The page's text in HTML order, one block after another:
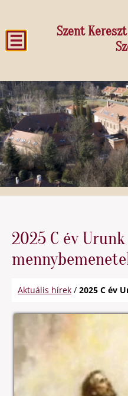
Szent
2025 C év Urunk
Aktuális hírek / 2025 C év